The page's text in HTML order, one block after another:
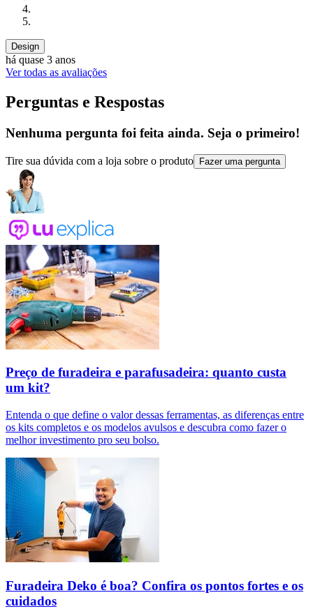
Design
há quase 3 anos
Ver todas as avaliações
Perguntas e Respostas
Nenhuma pergunta foi feita ainda. Seja o primeiro!
Tire sua dúvida com a loja sobre o produto Fazer uma pergunta
Preço de furadeira e parafusadeira: quanto custa
um kit?
Entenda o que define o valor dessas ferramentas, as diferenças entre
os kits completos e os modelos avulsos e descubra como fazer o
melhor investimento pro seu bolso.
Furadeira Deko é boa? Confira os pontos fortes e os
cuidados